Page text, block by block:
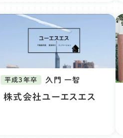
平成3年卒 久門 一智
株式会社ユーエスエス